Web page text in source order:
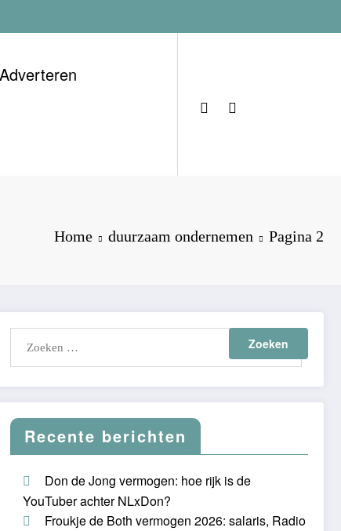
Adverteren
Home duurzaam ondernemen Pagina 2
Recente berichten
Don de Jong vermogen: hoe rijk is de
YouTuber achter NLxDon?
Froukje de Both vermogen 2026: salaris, Radio